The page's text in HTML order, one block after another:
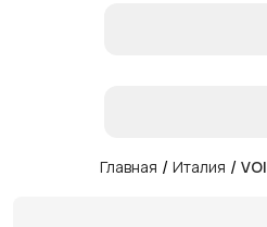
Главная / Италия /